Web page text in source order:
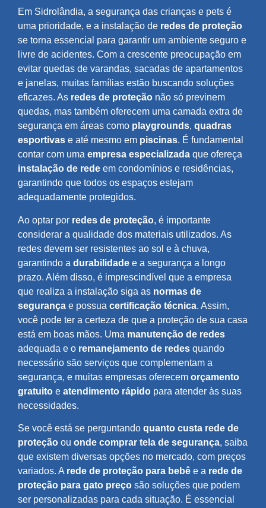
Em Sidrolândia, a segurança das crianças e pets é
uma prioridade, e a instalação de redes de proteção
se torna essencial para garantir um ambiente seguro e
livre de acidentes. Com a crescente preocupação em
evitar quedas de varandas, sacadas de apartamentos
e janelas, muitas famílias estão buscando soluções
eficazes. As redes de proteção não só previnem
quedas, mas também oferecem uma camada extra de
segurança em áreas como playgrounds, quadras
esportivas e até mesmo em piscinas. É fundamental
contar com uma empresa especializada que ofereça
instalação de rede em condomínios e residências,
garantindo que todos os espaços estejam
adequadamente protegidos.
Ao optar por redes de proteção, é importante
considerar a qualidade dos materiais utilizados. As
redes devem ser resistentes ao sol e à chuva,
garantindo a durabilidade e a segurança a longo
prazo. Além disso, é imprescindível que a empresa
que realiza a instalação siga as normas de
segurança e possua certificação técnica. Assim,
você pode ter a certeza de que a proteção de sua casa
está em boas mãos. Uma manutenção de redes
adequada e o remanejamento de redes quando
necessário são serviços que complementam a
segurança, e muitas empresas oferecem orçamento
gratuito e atendimento rápido para atender às suas
necessidades.
Se você está se perguntando quanto custa rede de
proteção ou onde comprar tela de segurança, saiba
que existem diversas opções no mercado, com preços
variados. A rede de proteção para bebê e a rede de
proteção para gato preço são soluções que podem
ser personalizadas para cada situação. É essencial